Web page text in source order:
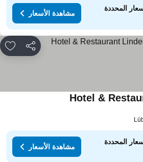
المحددة
مشاهدة الأسعار
مشاركة
Hotel &
المحددة
مشاهدة الأسعار